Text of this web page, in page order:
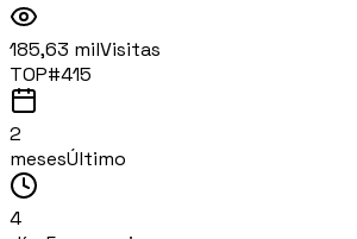
185,63 milVisitas
TOP#415
2
mesesÚltimo
4